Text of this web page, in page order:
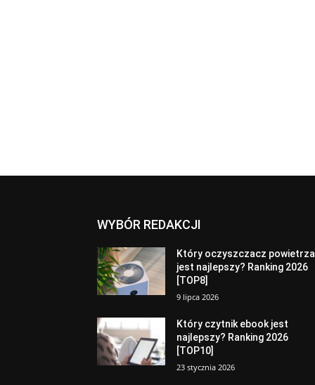
WYBÓR REDAKCJI
Który oczyszczacz powietrza
jest najlepszy? Ranking 2026
[TOP8]
9 lipca 2026
Który czytnik ebook jest
najlepszy? Ranking 2026
[TOP10]
23 stycznia 2026